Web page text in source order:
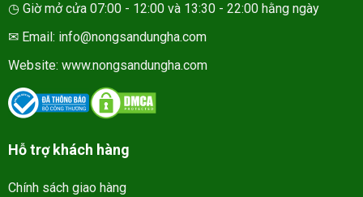
◷ Giờ mở cửa 07:00 - 12:00 và 13:30 - 22:00 hằng ngày
✉ Email: info@nongsandungha.com
Website: www.nongsandungha.com
Hỗ trợ khách hàng
Chính sách giao hàng